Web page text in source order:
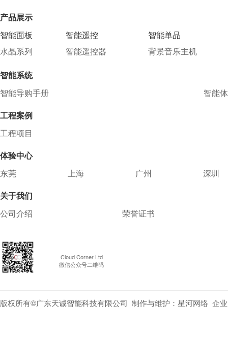
产品展示
智能面板
水晶系列
智能遥控
智能遥控器
智能单品
背景音乐主机
智能系统
智能导购手册
智能
工程案例
工程项目
体验中心
东莞
上海 广州
深圳
关于我们
公司介绍
荣誉证书
Cloud Corner Ltd
微信公众号二维码
版权所有©广东天诚智能科技有限公司 制作与维护： 星河网络 企